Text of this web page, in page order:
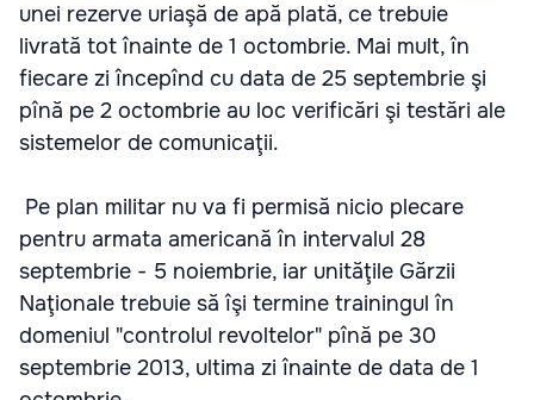
unei rezerve uriaşă de apă plată, ce trebuie
livrată tot înainte de 1 octombrie. Mai mult, în
fiecare zi începînd cu data de 25 septembrie şi
pînă pe 2 octombrie au loc verificări şi testări ale
sistemelor de comunicaţii.
Pe plan militar nu va fi permisă nicio plecare
pentru armata americană în intervalul 28
septembrie - 5 noiembrie, iar unităţile Gărzii
Naţionale trebuie să îşi termine trainingul în
domeniul "controlul revoltelor" pînă pe 30
septembrie 2013, ultima zi înainte de data de 1